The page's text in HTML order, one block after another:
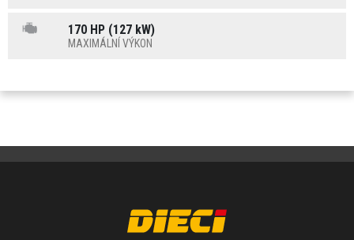
170 HP (127 kW)
MAXIMÁLNÍ VÝKON